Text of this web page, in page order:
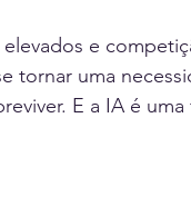
e
tornar uma
E a IA é